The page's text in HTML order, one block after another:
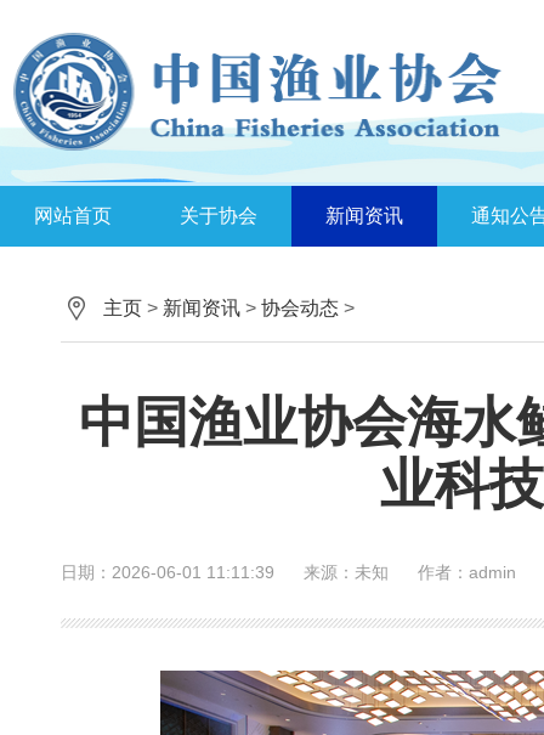
网站首页 关于协会 新闻资讯 通知公
主页 > 新闻资讯 > 协会动态 >
中国渔业协会海水
业科
日期：2026-06-01 11:11:39 来源：未知 作者：admin